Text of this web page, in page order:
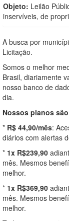
Objeto: Leilão
inservíveis, de
A busca por
Licitação.
Somos o melhor
Brasil, diariamente
nosso banco de
dia.
Nossos planos
* R$ 44,90/mês:
diários com alertas
* 1x R$239,90
mês. Mesmos
melhor.
* 1x R$369,90
mês. Mesmos
melhor.